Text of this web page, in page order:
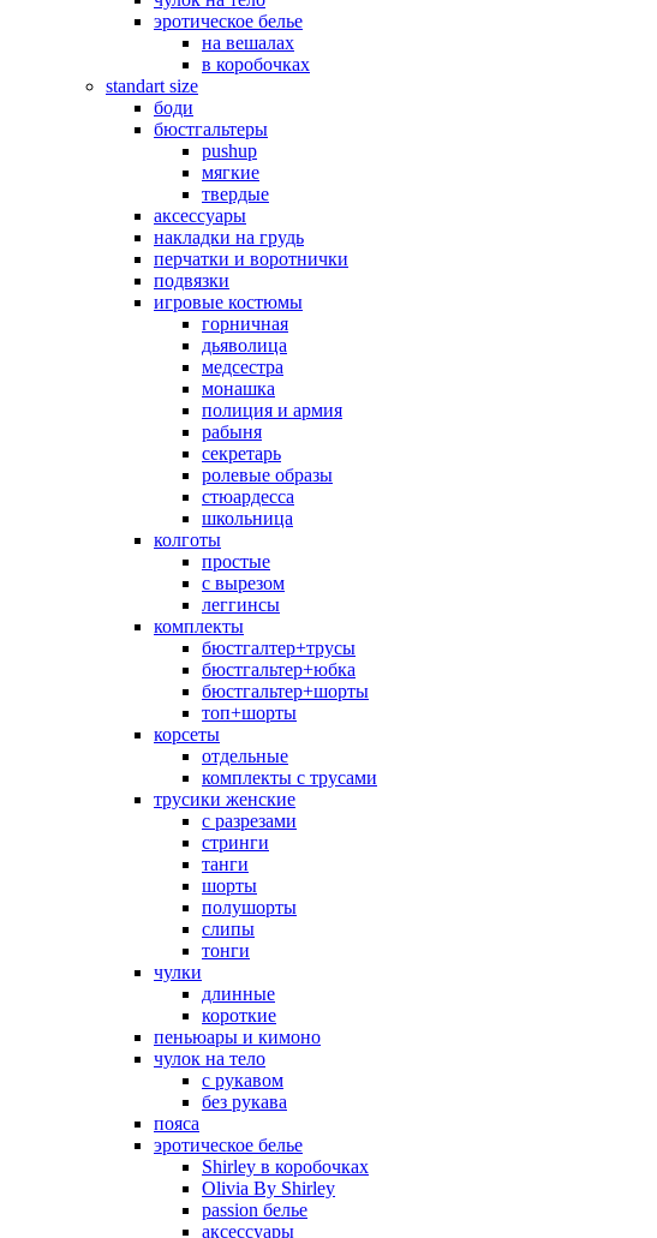
эротическое белье
на вешалах
в коробочках
standart size
боди
бюстгальтеры
pushup
мягкие
твердые
аксессуары
накладки на грудь
перчатки и воротнички
подвязки
игровые костюмы
горничная
дьяволица
медсестра
монашка
полиция и армия
рабыня
секретарь
ролевые образы
стюардесса
школьница
колготы
простые
с вырезом
леггинсы
комплекты
бюстгалтер+трусы
бюстгальтер+юбка
бюстгальтер+шорты
топ+шорты
корсеты
отдельные
комплекты с трусами
трусики женские
с разрезами
стринги
танги
шорты
полушорты
слипы
тонги
чулки
длинные
короткие
пеньюары и кимоно
чулок на тело
с рукавом
без рукава
пояса
эротическое белье
Shirley в коробочках
Olivia By Shirley
passion белье
аксессуары